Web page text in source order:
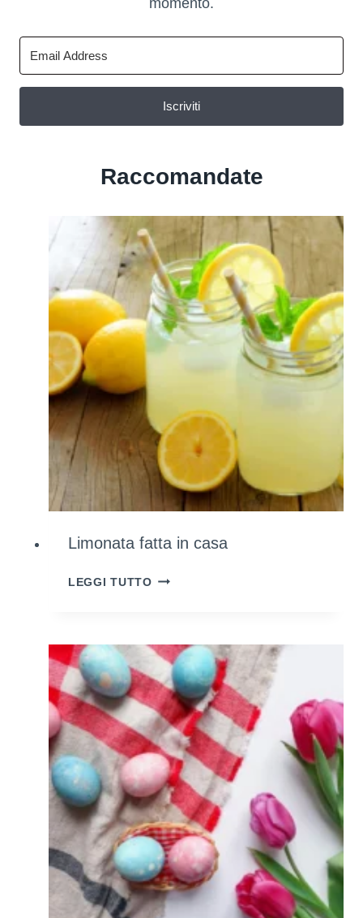
Iscriviti
Raccomandate
Limonata fatta in casa
LEGGI TUTTOLIMONATA